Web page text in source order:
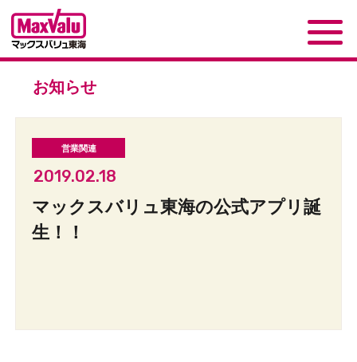
お知らせ
2019.02.18
マックスバリュ東海の公式アプリ誕
生！！